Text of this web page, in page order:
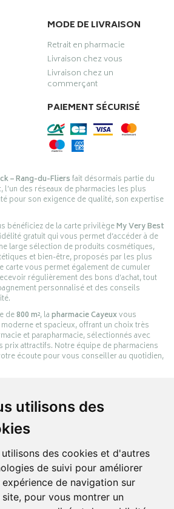
utilisons des
utilisons des cookies et d'autres
de suivi pour améliorer
de navigation sur
pour vous montrer un
MODE DE LIVRAISON
Retrait en pharmacie
Livraison chez vous
Livraison chez un
commerçant
PAIEMENT SÉCURISÉ
– Rang-du-Fliersfait désormais partie du
, l’un des réseaux de pharmacies les plus
pour son exigence de qualité, son expertise
bénéficiez de la carte privilègeMy Very Best
gratuit qui vous permet d’accéder à de
large sélection de produits cosmétiques,
et bien-être, proposés par les plus
carte vous permet également de cumuler
régulièrement des bons d’achat, tout
personnalisé et des conseils
de800 m², lapharmacie Cayeuxvous
et spacieux, offrant un choix très
et parapharmacie, sélectionnés avec
attractifs. Notre équipe de pharmaciens
écoute pour vous conseiller au quotidien,
sur-Mer – Rang-du-Fliers.
achats en ligne parmi des milliers de
produits en ligne et choisissez le retrait